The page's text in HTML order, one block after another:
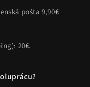
pošta 9,90€
20€.